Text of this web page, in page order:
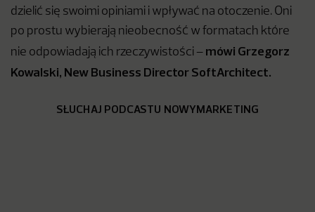
dzielić się swoimi opiniami i wpływać na otoczenie. Oni
po prostu wybierają nieobecność w formatach które
nie odpowiadają ich rzeczywistości – mówi Grzegorz
Kowalski, New Business Director SoftArchitect.
SŁUCHAJ PODCASTU NOWYMARKETING